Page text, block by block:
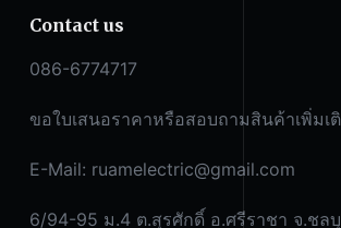
Contact us
086-6774717
ขอใบเสนอราคาหรือสอบถามสินค้าเพิ่มเ
E-Mail: ruamelectric@gmail.com
6/94-95 ม.4 ต.สุรศักดิ์ อ.ศรีราชา จ.ชลบุ